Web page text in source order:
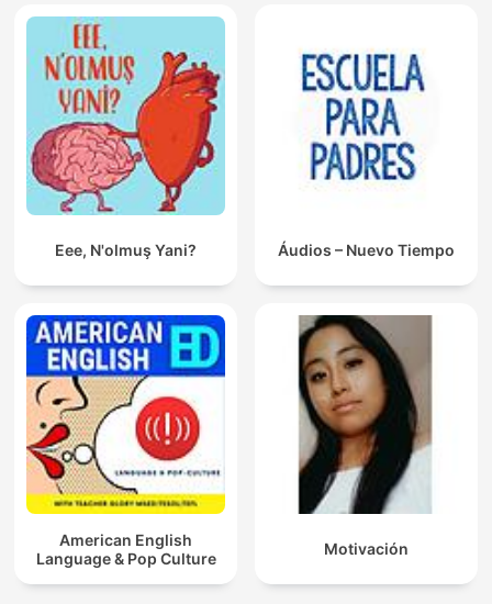
Eee, N'olmuş Yani? Áudios – Nuevo Tiempo
American English
Language & Pop Culture
Motivación